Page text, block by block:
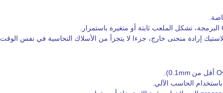
إرادة منحنى خارج، جزءا لا يتجزأ من الأسلاك النحاسية في نفس الوقت.
أقل من 0.1mm).
الحاسب الآلي.